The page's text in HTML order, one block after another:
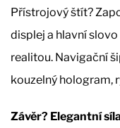
Přístrojový štít?
displej a hlavní
realitou. Navigační
kouzelný hologram,
Závěr? Elegantní